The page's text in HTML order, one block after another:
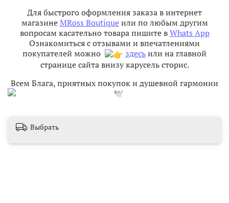
Для быстрого оформления заказа в интернет
магазинеMRoss Boutiqueили по любым другим
вопросам касательно товара пишите вWhats App
Ознакомиться с отзывами и впечатлениями
покупателей можно
здесьили на главной
странице сайта внизу карусель сторис.
Всем Блага, приятных покупок и душевной гармонии
Выбрать